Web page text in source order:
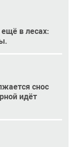
в лесах:
снос
идёт